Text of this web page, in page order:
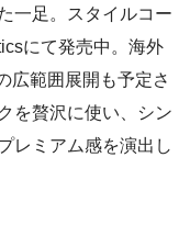
一足。スタイルコー
にて発売中。海外
広範囲展開も予定さ
を贅沢に使い、シン
レミアム感を演出し